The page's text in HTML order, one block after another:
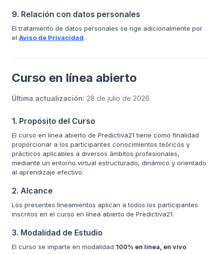
9. Relación con datos personales
El tratamiento de datos personales se rige adicionalmente por
el Aviso de Privacidad.
Curso en línea abierto
Última actualización: 28 de julio de 2026.
1. Propósito del Curso
El curso en línea abierto de Predictiva21 tiene como finalidad
proporcionar a los participantes conocimientos teóricos y
prácticos aplicables a diversos ámbitos profesionales,
mediante un entorno virtual estructurado, dinámico y orientado
al aprendizaje efectivo.
2. Alcance
Los presentes lineamientos aplican a todos los participantes
inscritos en el curso en línea abierto de Predictiva21.
3. Modalidad de Estudio
El curso se imparte en modalidad 100% en línea, en vivo